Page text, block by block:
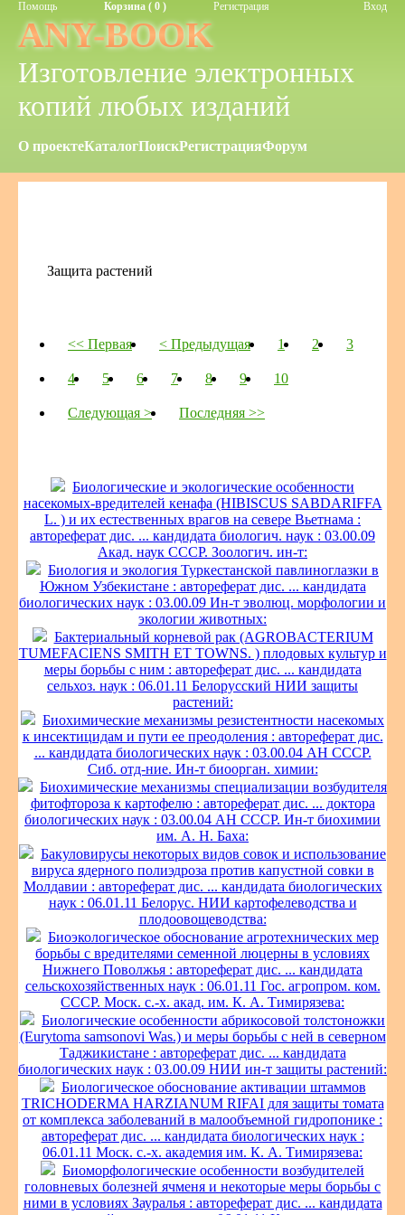
Помощь Корзина ( 0 ) Регистрация Вход
ANY-BOOK
Изготовление электронных
копий любых изданий
О проектеКаталогПоискРегистрацияФорум
Защита растений
<< Первая < Предыдущая 1 2 3
4 5 6 7 8 9 10
Следующая > Последняя >>
Биологические и экологические особенности
насекомых-вредителей кенафа (HIBISCUS SABDARIFFA
L. ) и их естественных врагов на севере Вьетнама :
автореферат дис. ... кандидата биологич. наук : 03.00.09
Акад. наук СССР. Зоологич. ин-т:
Биология и экология Туркестанской павлиноглазки в
Южном Узбекистане : автореферат дис. ... кандидата
биологических наук : 03.00.09 Ин-т эволюц. морфологии и
экологии животных:
Бактериальный корневой рак (AGROBACTERIUM
TUMEFACIENS SMITH ET TOWNS. ) плодовых культур и
меры борьбы с ним : автореферат дис. ... кандидата
сельхоз. наук : 06.01.11 Белорусский НИИ защиты
растений:
Биохимические механизмы резистентности насекомых
к инсектицидам и пути ее преодоления : автореферат дис.
... кандидата биологических наук : 03.00.04 АН СССР.
Сиб. отд-ние. Ин-т биоорган. химии:
Биохимические механизмы специализации возбудителя
фитофтороза к картофелю : автореферат дис. ... доктора
биологических наук : 03.00.04 АН СССР. Ин-т биохимии
им. А. Н. Баха:
Бакуловирусы некоторых видов совок и использование
вируса ядерного полиэдроза против капустной совки в
Молдавии : автореферат дис. ... кандидата биологических
наук : 06.01.11 Белорус. НИИ картофелеводства и
плодоовощеводства:
Биоэкологическое обоснование агротехнических мер
борьбы с вредителями семенной люцерны в условиях
Нижнего Поволжья : автореферат дис. ... кандидата
сельскохозяйственных наук : 06.01.11 Гос. агропром. ком.
СССР. Моск. с.-х. акад. им. К. А. Тимирязева:
Биологические особенности абрикосовой толстоножки
(Eurytoma samsonovi Was.) и меры борьбы с ней в северном
Таджикистане : автореферат дис. ... кандидата
биологических наук : 03.00.09 НИИ ин-т защиты растений:
Биологическое обоснование активации штаммов
TRICHODERMA HARZIANUM RIFAI для защиты томата
от комплекса заболеваний в малообъемной гидропонике :
автореферат дис. ... кандидата биологических наук :
06.01.11 Моск. с.-х. академия им. К. А. Тимирязева:
Биоморфологические особенности возбудителей
головневых болезней ячменя и некоторые меры борьбы с
ними в условиях Зауралья : автореферат дис. ... кандидата